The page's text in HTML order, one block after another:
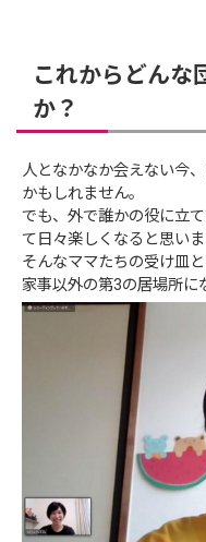
これからどんな
か？
人となかなか会えない今
かもしれません。
でも、外で誰かの役に立
て日々楽しくなると思いま
そんなママたちの受け皿
家事以外の第3の居場所に